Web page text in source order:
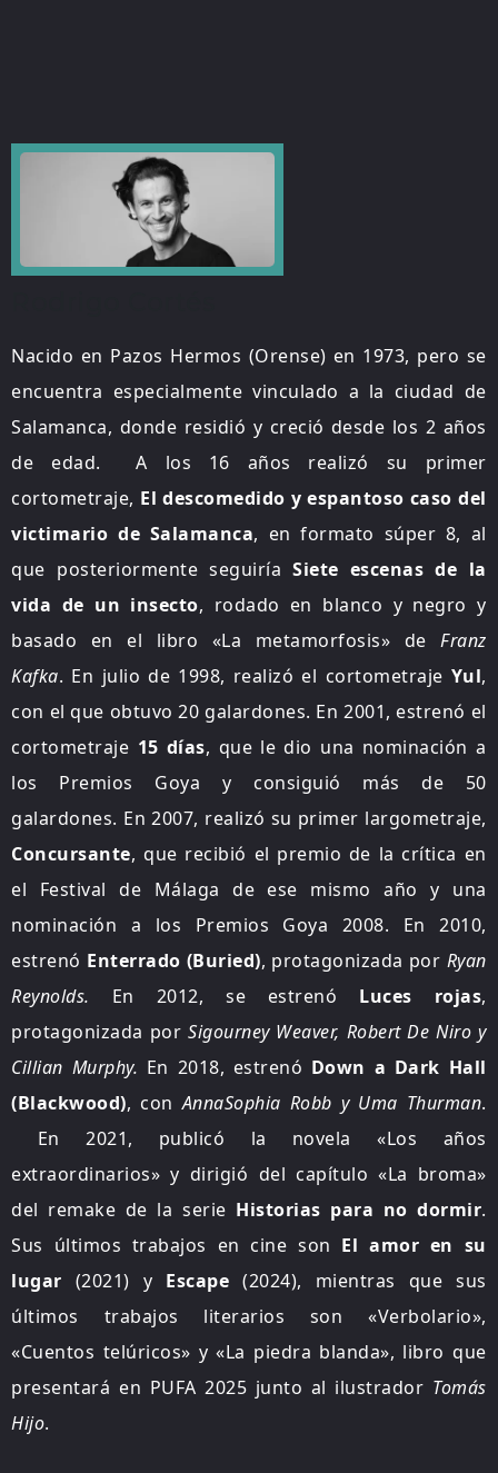
Nacido en Pazos Hermos (Orense) en 1973, pero se
encuentra especialmente vinculado a la ciudad de
Salamanca, donde residió y creció desde los 2 años
de edad. A los 16 años realizó su primer
cortometraje, El descomedido y espantoso caso del
victimario de Salamanca,​ en formato súper 8, al
que posteriormente seguiríaSiete escenas de la
vida de un insecto,​ rodado en blanco y negro y
basado en el libro «La metamorfosis» deFranz
Kafka. En julio de 1998, realizó el cortometraje Yul,
con el que obtuvo 20 galardones.​ En 2001, estrenó el
cortometraje 15 días, que le dio una nominación a
los Premios Goya y consiguió más de 50
galardones. En 2007, realizó su primer largometraje,
Concursante,​ que recibió el premio de la crítica en
el Festival de Málaga de ese mismo año​ y una
nominación a los Premios Goya 2008. En 2010,
estrenó Enterrado (Buried),​ protagonizada por Ryan
Reynolds. En 2012, se estrenó Luces rojas,
protagonizada porSigourney Weaver,​ Robert De Niro​ y
Cillian Murphy. En 2018, estrenó Down a Dark Hall
(Blackwood), conAnnaSophia Robb y Uma Thurman.​
En 2021, publicó la novela «Los años
extraordinarios» y dirigió del capítulo «La broma»
del remake de la serie Historias para no dormir.
Sus últimos trabajos en cine son El amor en su
lugar (2021) y Escape (2024)​, mientras que sus
últimos trabajos literarios son «Verbolario»,
«Cuentos telúricos» y «La piedra blanda», libro que
presentará en PUFA 2025 junto al ilustrador Tomás
Hijo.​